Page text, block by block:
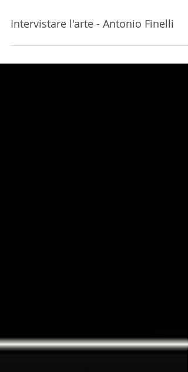
Intervistare l'arte - Antonio Finelli